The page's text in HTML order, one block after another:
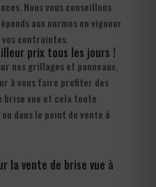
Nous vous conseillons
aux normes en vigueur
vos contraintes.
prix tous les jours !
nos grillages et panneaux,
à vous faire profiter des
brise vue et cela toute
dans le point de vente à
la vente de brise vue à